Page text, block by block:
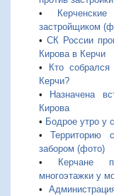
•
застройщиком
•СК России
Кирова в Керчи
•
Кто
Керчи?
•
Назначена
Кирова
• Бодрое утро у
•Территорию
забором (фото)
•
Керчане
многоэтажки у
•